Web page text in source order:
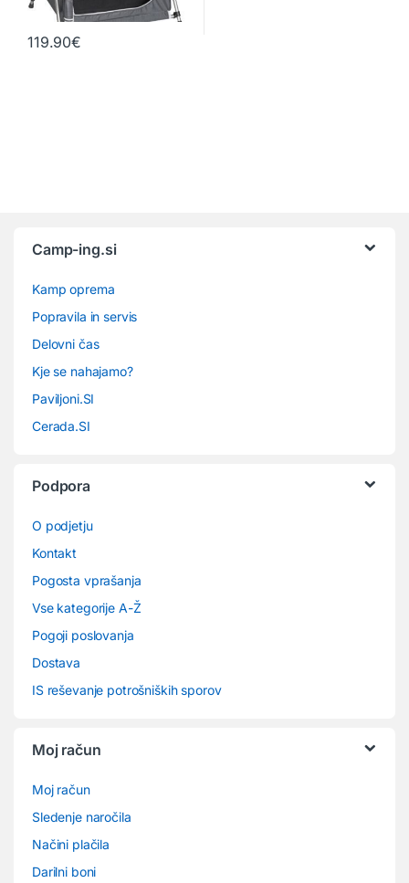
119.90€
Camp-ing.si
Kamp oprema
Popravila in servis
Delovni čas
Kje se nahajamo?
Paviljoni.SI
Cerada.SI
Podpora
O podjetju
Kontakt
Pogosta vprašanja
Vse kategorije A-Ž
Pogoji poslovanja
Dostava
IS reševanje potrošniških sporov
Moj račun
Moj račun
Sledenje naročila
Načini plačila
Darilni boni